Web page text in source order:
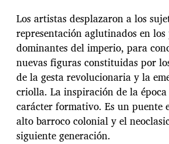
Los artistas desplazaron a los
representación aglutinados en los
dominantes del imperio, para
nuevas figuras constituidas por
de la gesta revolucionaria y la
criolla. La inspiración de la
carácter formativo. Es un puente
alto barroco colonial y el
siguiente generación.